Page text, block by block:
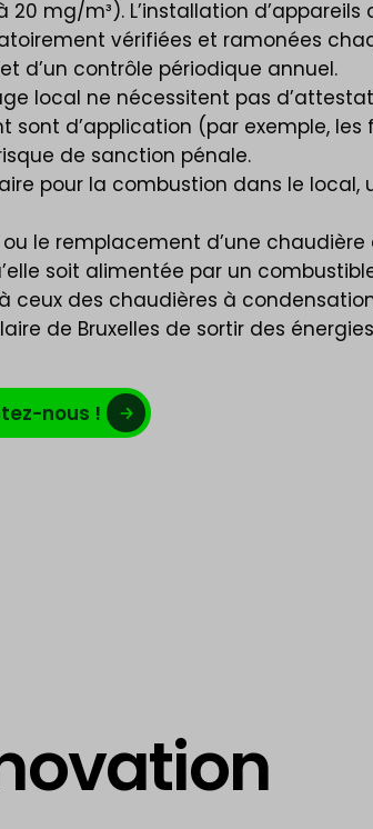
mg/m³). L’installation d’appareils
vérifiées et ramonées
d’un contrôle périodique annuel.
local ne nécessitent pas
sont d’application (par exemple,
de sanction pénale.
pour la combustion dans le
le remplacement d’une
soit alimentée par un
ceux des chaudières à
de Bruxelles de sortir des
nous !